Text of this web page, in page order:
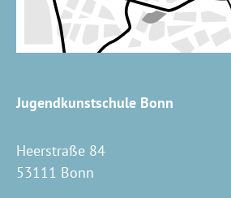
Jugendkunstschule Bonn
Heerstraße 84
53111 Bonn